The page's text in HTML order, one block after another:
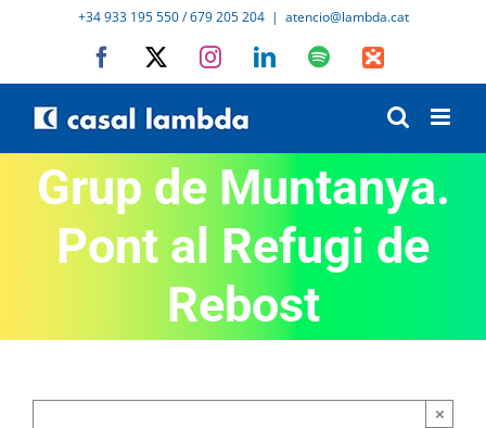
+34 933 195 550 / 679 205 204 | atencio@lambda.cat
Facebook InstagramLinkedInSpotifyIVoox
Grup de Muntanya.
Pont al Refugi de
Rebost
×